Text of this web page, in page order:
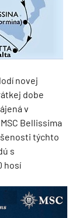
novej
dobe
v
Bellissima
týchto
s
hosí